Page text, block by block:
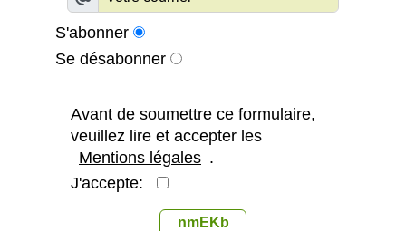
S'abonner
Se désabonner
Avant de soumettre ce formulaire,
veuillez lire et accepter les
Mentions légales .
J'accepte:
nmEKb